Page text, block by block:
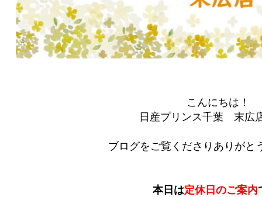
こんにちは！
日産プリンス千葉 末広
ブログをご覧くださりありがと
本日は定休日のご案内